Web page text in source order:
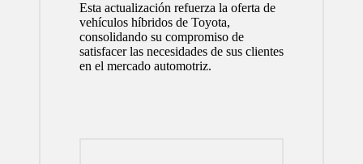
Esta actualización refuerza la oferta de
vehículos híbridos de Toyota,
consolidando su compromiso de
satisfacer las necesidades de sus clientes
en el mercado automotriz.